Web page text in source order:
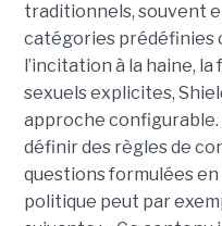
traditionnels, souvent
catégories prédéfinies
l’incitation à la haine,
sexuels explicites,
approche
définir des règles de
questions formulées
politique peut par